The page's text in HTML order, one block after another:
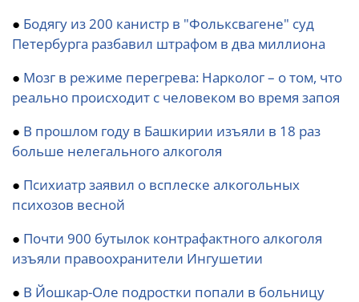
● Бодягу из 200 канистр в "Фольксвагене" суд
Петербурга разбавил штрафом в два миллиона
● Мозг в режиме перегрева: Нарколог – о том, что
реально происходит с человеком во время запоя
● В прошлом году в Башкирии изъяли в 18 раз
больше нелегального алкоголя
● Психиатр заявил о всплеске алкогольных
психозов весной
● Почти 900 бутылок контрафактного алкоголя
изъяли правоохранители Ингушетии
● В Йошкар-Оле подростки попали в больницу